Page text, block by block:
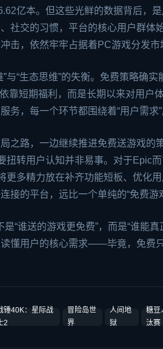
亿本。但这些光鲜的数据背后
社交的习惯，平台的核心用户群体
击，依然牢牢占据着PC游戏分发市
与“生态思维”的失衡。免费策略确
靠短期福利，而是长期以来对用
务，每一个环节都围绕着“用户需求
之路，一边继续推进免费送游戏的
扭转用户认知并非易事。对于Epic
更多精力放在补齐功能短板、优化
接的平台，远比一个单纯的“免费游
“谁送的游戏更免费”，而是“谁能
懂用户的核心需求——毕竟，免费
锤40K：星际战
2
冒险岛世
界
人间地
狱
糖豆
汰赛